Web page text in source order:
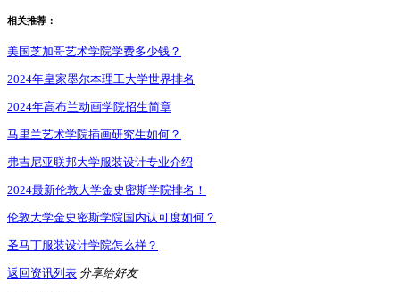
相关推荐：
美国芝加哥艺术学院学费多少钱？
2024年皇家墨尔本理工大学世界排名
2024年高布兰动画学院招生简章
马里兰艺术学院插画研究生如何？
弗吉尼亚联邦大学服装设计专业介绍
2024最新伦敦大学金史密斯学院排名！
伦敦大学金史密斯学院国内认可度如何？
圣马丁服装设计学院怎么样？
返回资讯列表 分享给好友